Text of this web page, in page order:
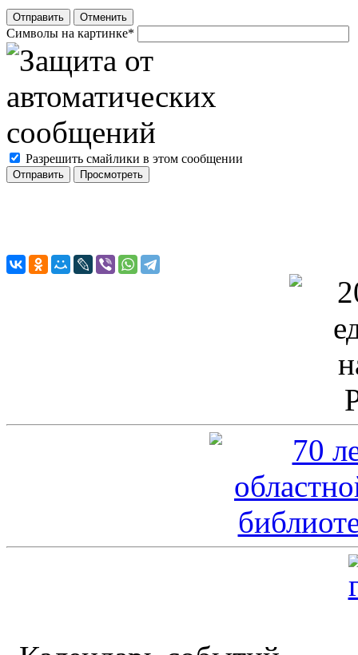
Отправить Отменить
Символы на картинке*
Разрешить смайлики в этом сообщении